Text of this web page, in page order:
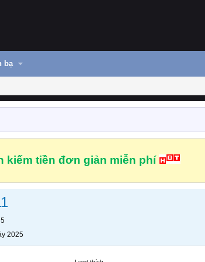
bạ
kiếm tiền đơn giản miễn phí
2025